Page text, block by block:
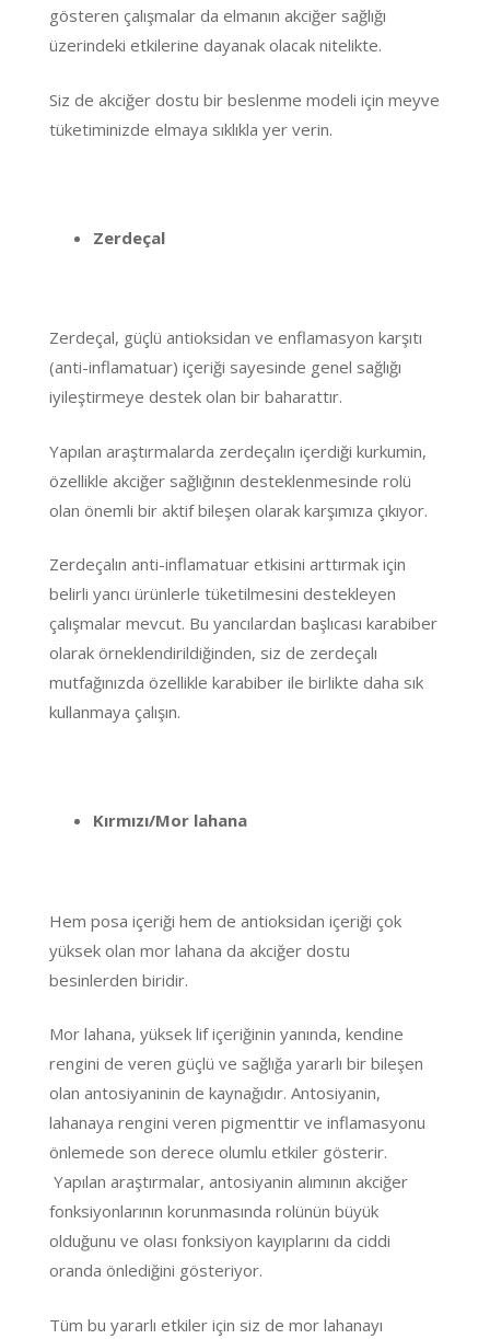
gösteren çalışmalar da elmanın akciğer sağlığı
üzerindeki etkilerine dayanak olacak nitelikte.
Siz de akciğer dostu bir beslenme modeli için meyve
tüketiminizde elmaya sıklıkla yer verin.
Zerdeçal
Zerdeçal, güçlü antioksidan ve enflamasyon karşıtı
(anti-inflamatuar) içeriği sayesinde genel sağlığı
iyileştirmeye destek olan bir baharattır.
Yapılan araştırmalarda zerdeçalın içerdiği kurkumin,
özellikle akciğer sağlığının desteklenmesinde rolü
olan önemli bir aktif bileşen olarak karşımıza çıkıyor.
Zerdeçalın anti-inflamatuar etkisini arttırmak için
belirli yancı ürünlerle tüketilmesini destekleyen
çalışmalar mevcut. Bu yancılardan başlıcası karabiber
olarak örneklendirildiğinden, siz de zerdeçalı
mutfağınızda özellikle karabiber ile birlikte daha sık
kullanmaya çalışın.
Kırmızı/Mor lahana
Hem posa içeriği hem de antioksidan içeriği çok
yüksek olan mor lahana da akciğer dostu
besinlerden biridir.
Mor lahana, yüksek lif içeriğinin yanında, kendine
rengini de veren güçlü ve sağlığa yararlı bir bileşen
olan antosiyaninin de kaynağıdır. Antosiyanin,
lahanaya rengini veren pigmenttir ve inflamasyonu
önlemede son derece olumlu etkiler gösterir.
Yapılan araştırmalar, antosiyanin alımının akciğer
fonksiyonlarının korunmasında rolünün büyük
olduğunu ve olası fonksiyon kayıplarını da ciddi
oranda önlediğini gösteriyor.
Tüm bu yararlı etkiler için siz de mor lahanayı